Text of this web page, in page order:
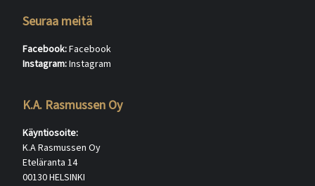
Seuraa meitä
Facebook:Facebook
Instagram:Instagram
K.A. Rasmussen Oy
Käyntiosoite:
K.A Rasmussen Oy
Eteläranta 14
00130 HELSINKI